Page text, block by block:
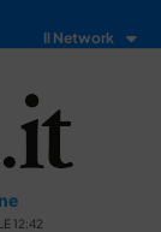
Il Network
12:42